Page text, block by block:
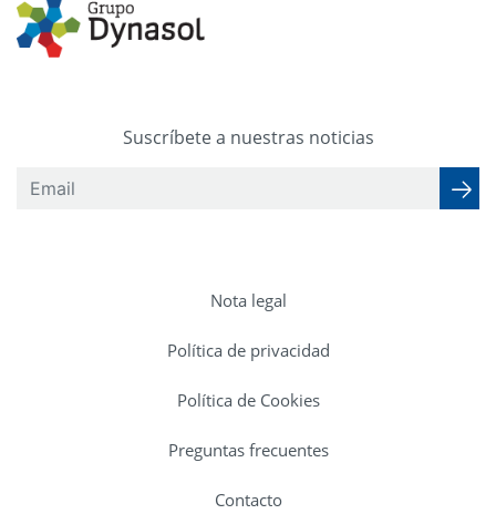
Suscríbete a nuestras noticias
Nota legal
Política de privacidad
Política de Cookies
Preguntas frecuentes
Contacto